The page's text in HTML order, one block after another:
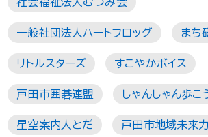
社会福祉法人むつみ会
一般社団法人ハートフロッグ まち
リトルスターズ すこやかボイス
戸田市囲碁連盟 しゃんしゃん歩こ
星空案内人とだ 戸田市地域未来